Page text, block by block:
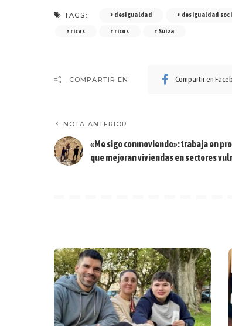
TAGS: desigualdad desigualdad
ricas ricos Suiza
COMPARTIR EN Compartir en
NOTA ANTERIOR
«Me sigo conmoviendo»: trabaja en
que mejoran viviendas en sectores